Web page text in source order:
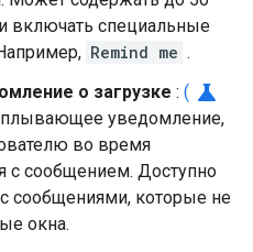
включать специальные
Remind me .
о загрузке : ( science
уведомление,
во время
с сообщением. Доступно
сообщениями, которые не
окна.